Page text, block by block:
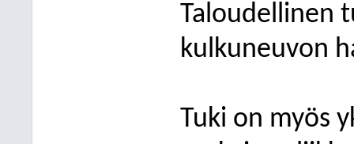
Taloudellinen
kulkuneuvon
Tuki on myös